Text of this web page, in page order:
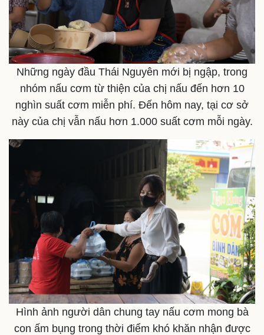
Kinh tế
Bất động sản
Khởi nghiệp
Thị trường
Giá vàng
Tiêu dùng
Tỷ giá
Chứng khoán
Giá cà phê
Những ngày đầu Thái Nguyên mới bị ngập, trong
nhóm nấu cơm từ thiện của chị nấu đến hơn 10
nghìn suất cơm miễn phí. Đến hôm nay, tại cơ sở
này của chị vẫn nấu hơn 1.000 suất cơm mỗi ngày.
Hình ảnh người dân chung tay nấu cơm mong bà
con ấm bụng trong thời điểm khó khăn nhận được